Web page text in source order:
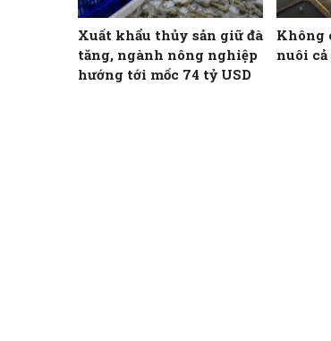
Xuất khẩu thủy sản giữ đà
tăng, ngành nông nghiệp
hướng tới mốc 74 tỷ USD
Không
nuôi